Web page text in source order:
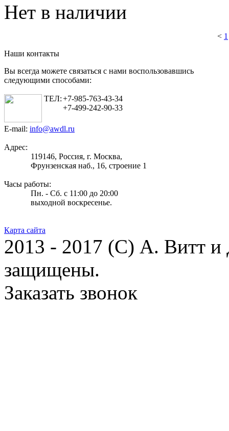
Нет в наличии
< 1
Наши контакты
Вы всегда можете связаться с нами воспользовавшись
следующими способами:
ТЕЛ:+7-985-763-43-34
+7-499-242-90-33
E-mail: info@awdl.ru
Адрес:
119146, Россия, г. Москва,
Фрунзенская наб., 16, строение 1
Часы работы:
Пн. - Сб. с 11:00 до 20:00
выходной воскресенье.
Карта сайта
2013 - 2017 (С) А. Витт и
защищены.
Заказать звонок